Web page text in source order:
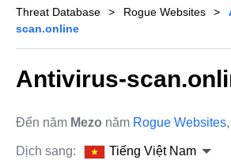
Threat Database Rogue Websites
scan.online
Antivirus-
Đến năm Mezo năm Rogue Websites,
Dịch sang: Tiếng Việt Nam